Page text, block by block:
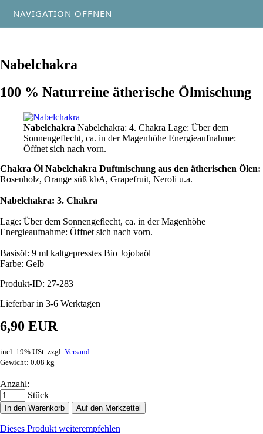
NAVIGATION ÖFFNEN
Nabelchakra
100 % Naturreine ätherische Ölmischung
Nabelchakra Nabelchakra: 4. Chakra Lage: Über dem
Sonnengeflecht, ca. in der Magenhöhe Energieaufnahme:
Öffnet sich nach vorn.
Chakra Öl Nabelchakra Duftmischung aus den ätherischen Ölen:
Rosenholz, Orange süß kbA, Grapefruit, Neroli u.a.
Nabelchakra: 3. Chakra
Lage: Über dem Sonnengeflecht, ca. in der Magenhöhe
Energieaufnahme: Öffnet sich nach vorn.
Basisöl: 9 ml kaltgepresstes Bio Jojobaöl
Farbe: Gelb
Produkt-ID: 27-283
Lieferbar in 3-6 Werktagen
6,90 EUR
incl. 19% USt. zzgl. Versand
Gewicht: 0.08 kg
Anzahl:
Stück
In den Warenkorb Auf den Merkzettel
Dieses Produkt weiterempfehlen